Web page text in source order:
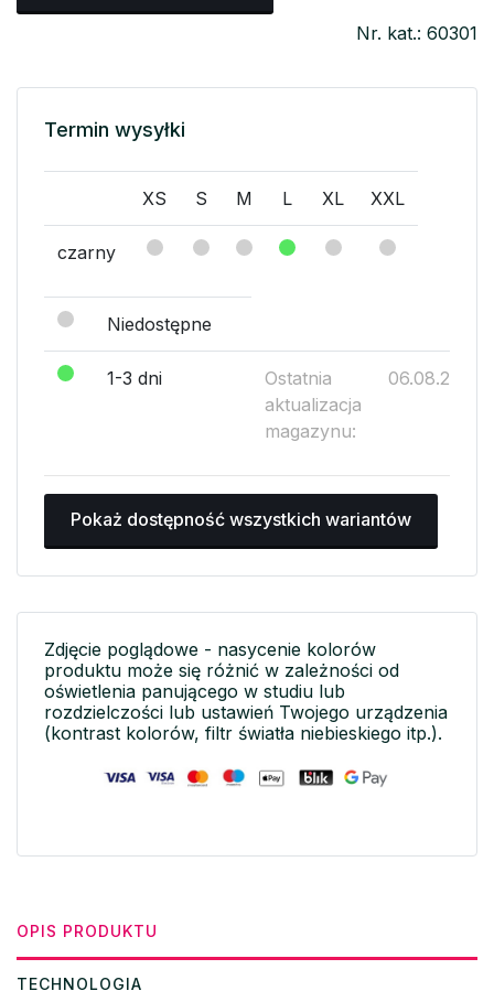
Nr. kat.: 60301
Termin wysyłki
XS S M L XL XXL
czarny
Niedostępne
1-3 dni
Ostatnia
aktualizacja
magazynu:
06.08.2026
Pokaż dostępność wszystkich wariantów
Zdjęcie poglądowe - nasycenie kolorów
produktu może się różnić w zależności od
oświetlenia panującego w studiu lub
rozdzielczości lub ustawień Twojego urządzenia
(kontrast kolorów, filtr światła niebieskiego itp.).
OPIS PRODUKTU
TECHNOLOGIA